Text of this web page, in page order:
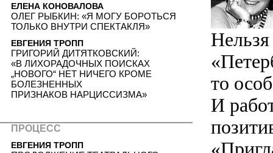
то
И
ЕЛЕНА КОНОВАЛОВА
ОЛЕГ РЫБКИН: «Я МОГУ БОРОТЬСЯ
ТОЛЬКО ВНУТРИ СПЕКТАКЛЯ»
ЕВГЕНИЯ ТРОПП
ГРИГОРИЙ ДИТЯТКОВСКИЙ:
«В ЛИХОРАДОЧНЫХ ПОИСКАХ
„НОВОГО“ НЕТ НИЧЕГО КРОМЕ
БОЛЕЗНЕННЫХ
ПРИЗНАКОВ НАРЦИССИЗМА»
ПРОЦЕСС
ЕВГЕНИЯ ТРОПП